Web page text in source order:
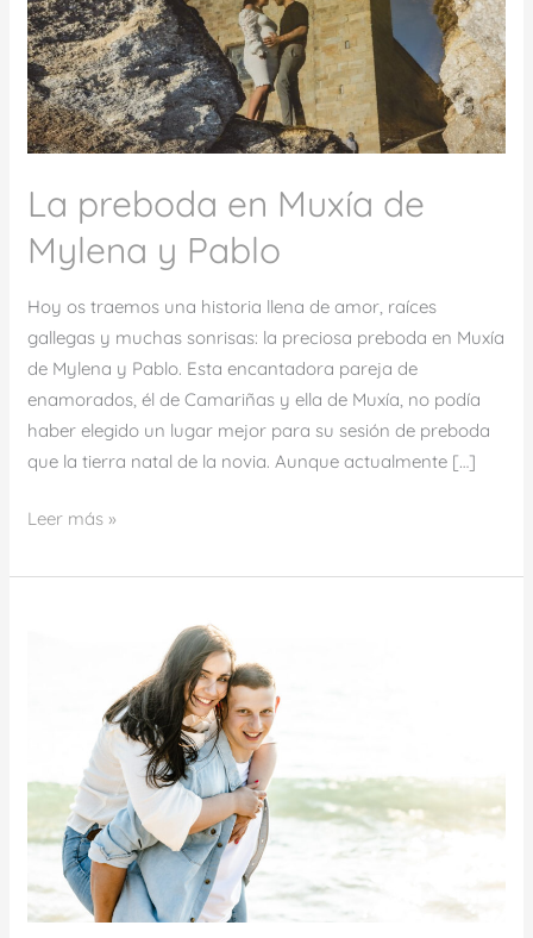
La preboda en Muxía de
Mylena y Pablo
Hoy os traemos una historia llena de amor, raíces
gallegas y muchas sonrisas: la preciosa preboda en Muxía
de Mylena y Pablo. Esta encantadora pareja de
enamorados, él de Camariñas y ella de Muxía, no podía
haber elegido un lugar mejor para su sesión de preboda
que la tierra natal de la novia. Aunque actualmente […]
y
Pablo
Leer más »
Juanjo